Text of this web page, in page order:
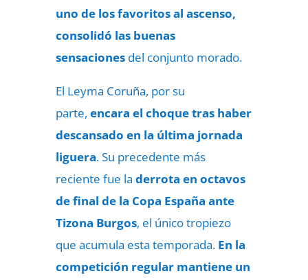
uno de los favoritos al ascenso,
consolidó las buenas
sensaciones del conjunto morado.
El Leyma Coruña, por su
parte, encara el choque tras haber
descansado en la última jornada
liguera. Su precedente más
reciente fue la derrota en octavos
de final de la Copa España ante
Tizona Burgos, el único tropiezo
que acumula esta temporada. En la
competición regular mantiene un